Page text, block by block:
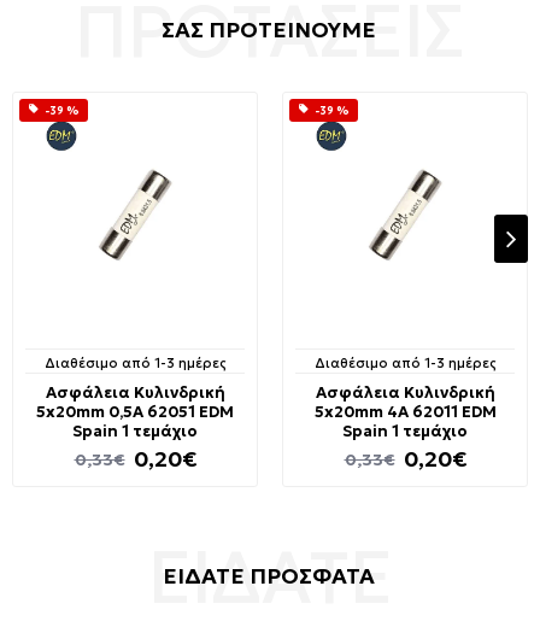
ΣΑΣ ΠΡΟΤΕΙΝΟΥΜΕ
-39 %
Διαθέσιμο από 1-3 ημέρες
Ασφάλεια Κυλινδρική
5x20mm 0,5A 62051 EDM
Spain 1 τεμάχιο
0,20€
0,33€
-39 %
Διαθέσιμο από 1-3 ημέρες
Ασφάλεια Κυλινδρική
5x20mm 4A 62011 EDM
Spain 1 τεμάχιο
0,20€
0,33€
ΕΙΔΑΤΕ ΠΡΟΣΦΑΤΑ